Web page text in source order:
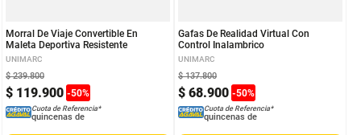
Morral De Viaje Convertible En
Maleta Deportiva Resistente
UNIMARC
$ 119.900 -50%
$ 239.800
Cuota de Referencia*
quincenas de
Gafas De Realidad Virtual Con
Control Inalambrico
UNIMARC
$ 68.900 -50%
$ 137.800
Cuota de Referencia*
quincenas de